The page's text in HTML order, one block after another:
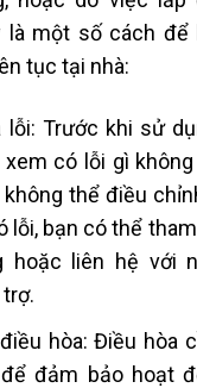
là một số cách
tục tại nhà:
lỗi: Trước khi sử
có lỗi gì
thể điều
lỗi, bạn có thể
hoặc liên hệ với
hòa: Điều hòa
đảm bảo hoạt